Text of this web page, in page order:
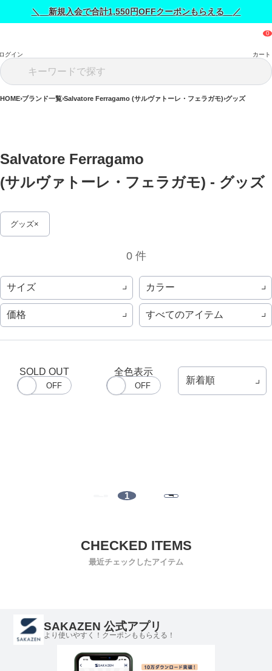
＼ 新規入会で合計1,550円OFFクーポンもらえる ／
グイン カート
HOME ブランド一覧 Salvatore Ferragamo (サルヴァトーレ・フェラガモ) グッズ
Salvatore Ferragamo
(サルヴァトーレ・フェラガモ) - グッズ
グッズ
0 件
サイズ カラー
価格 すべてのアイテム
SOLD OUT 全色表示
1
最近チェックしたアイテム
SAKAZEN 公式アプリ
より使いやすく！クーポンももらえる！